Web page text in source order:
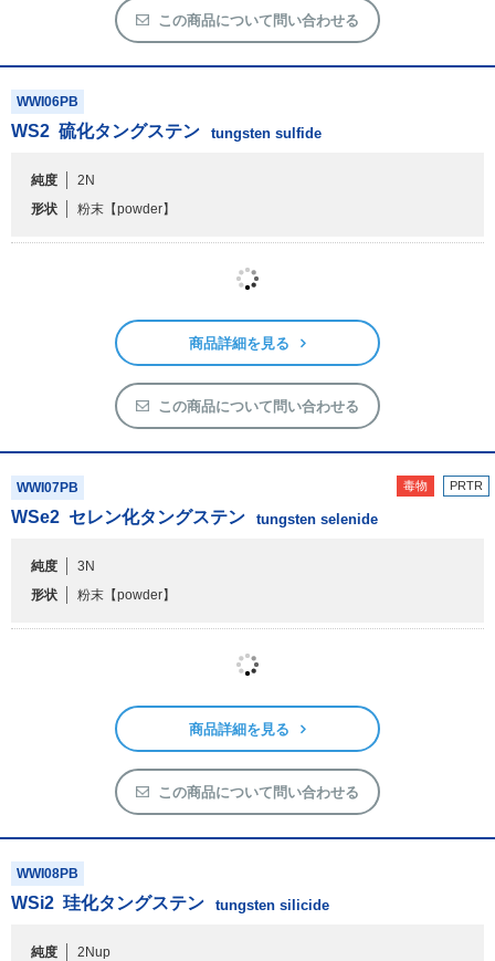
この商品について問い合わせる
WWI06PB
WS2 硫化タングステン tungsten sulfide
純度
2N
形状
粉末 【powder】
発送予定:2～3日
カートに入れる
セレン化タングステン tungsten selenide
【powder】